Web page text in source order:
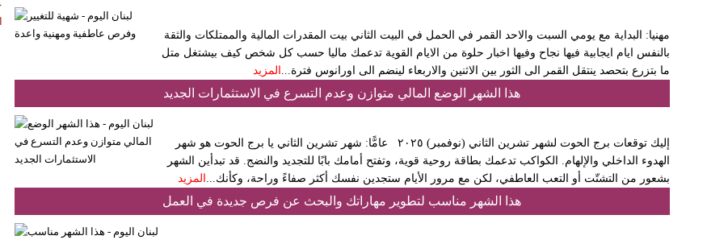
مهنيا: البداية مع يومي السبت والاحد القمر في الحمل في البيت الثاني بيت المقدرات المالية والممتلكات والثقة
بالنفس ايام ايجابية فيها نجاح وفيها اخبار حلوة من الايام القوية تدعمك ماليا حسب كل شخص كيف بيشتغل متل
ما بتزرع بتحصد ينتقل القمر الى الثور بين الاثنين والاربعاء لينضم الى اورانوس فترة... المزيد
هذا الشهر الوضع المالي متوازن وعدم التسرع في الاستثمارات الجديد
إليك توقعات برج الحوت لشهر تشرين الثاني (نوفمبر) ٢٠٢٥ عامًّا: شهر تشرين الثاني يا برج الحوت هو شهر
الهدوء الداخلي والإلهام. الكواكب تدعمك بطاقة روحية قوية، وتفتح أمامك بابًا للتجديد والنضج. قد تبدأين الشهر
بشعور من التشتّت أو التعب العاطفي، لكن مع مرور الأيام ستجدين نفسك أكثر صفاءً وراحة، وكأنك... المزيد
هذا الشهر مناسب لتطوير مهاراتك والبحث عن فرص جديدة في العمل